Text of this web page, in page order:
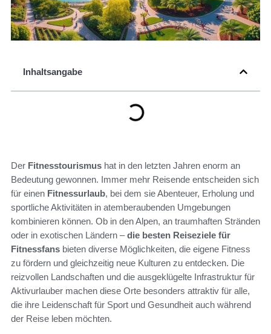
Inhaltsangabe
Der Fitnesstourismus hat in den letzten Jahren enorm an
Bedeutung gewonnen. Immer mehr Reisende entscheiden sich
für einen Fitnessurlaub, bei dem sie Abenteuer, Erholung und
sportliche Aktivitäten in atemberaubenden Umgebungen
kombinieren können. Ob in den Alpen, an traumhaften Stränden
oder in exotischen Ländern –die besten Reiseziele für
Fitnessfans bieten diverse Möglichkeiten, die eigene Fitness
zu fördern und gleichzeitig neue Kulturen zu entdecken. Die
reizvollen Landschaften und die ausgeklügelte Infrastruktur für
Aktivurlauber machen diese Orte besonders attraktiv für alle,
die ihre Leidenschaft für Sport und Gesundheit auch während
der Reise leben möchten.